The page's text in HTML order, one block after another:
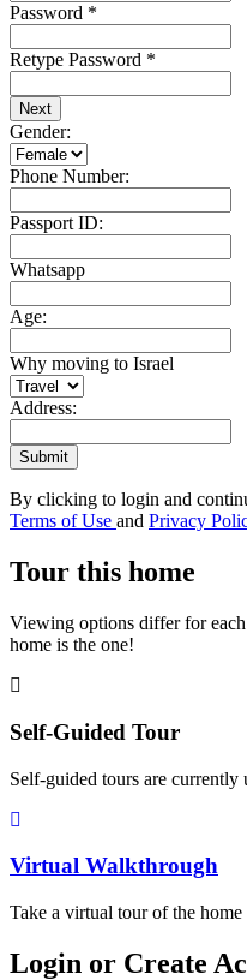
Password *
Retype Password *
Next
Gender:
Phone Number:
Passport ID:
Whatsapp
Age:
Why moving to Israel
Address:
Submit
By clicking to login and
Terms of Use and Privacy
Tour this home
Viewing options differ for
home is the one!
Self-Guided Tour
Self-guided tours are currently
Virtual Walkthrough
Take a virtual tour of the
Login or Create